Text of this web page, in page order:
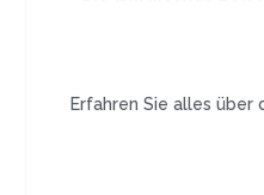
Erfahren Sie alles über